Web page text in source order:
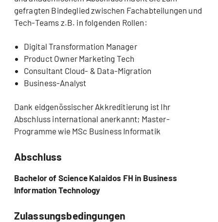
gefragten Bindeglied zwischen Fachabteilungen und
Tech-Teams z.B. in folgenden Rollen:
Digital Transformation Manager
Product Owner Marketing Tech
Consultant Cloud- & Data-Migration
Business-Analyst
Dank eidgenössischer Akkreditierung ist Ihr
Abschluss international anerkannt; Master-
Programme wie MSc Business Informatik
Abschluss
Bachelor of Science Kalaidos FH in Business
Information Technology
Zulassungsbedingungen